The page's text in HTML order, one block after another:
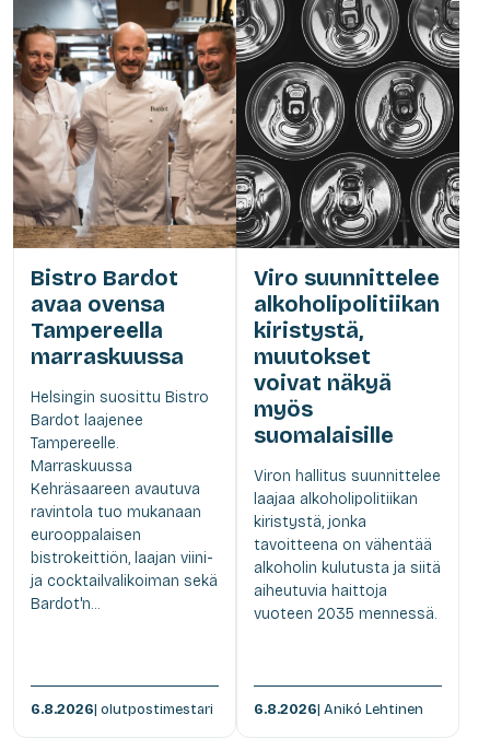
Bistro Bardot
avaa ovensa
Tampereella
marraskuussa
Helsingin suosittu Bistro
Bardot laajenee
Tampereelle.
Marraskuussa
Kehräsaareen avautuva
ravintola tuo mukanaan
eurooppalaisen
bistrokeittiön, laajan viini-
ja cocktailvalikoiman sekä
Bardot'n...
6.8.2026| olutpostimestari
Viro suunnittelee
alkoholipolitiikan
kiristystä,
muutokset
voivat näkyä
myös
suomalaisille
Viron hallitus suunnittelee
laajaa alkoholipolitiikan
kiristystä, jonka
tavoitteena on vähentää
alkoholin kulutusta ja siitä
aiheutuvia haittoja
vuoteen 2035 mennessä.
6.8.2026| Anikó Lehtinen